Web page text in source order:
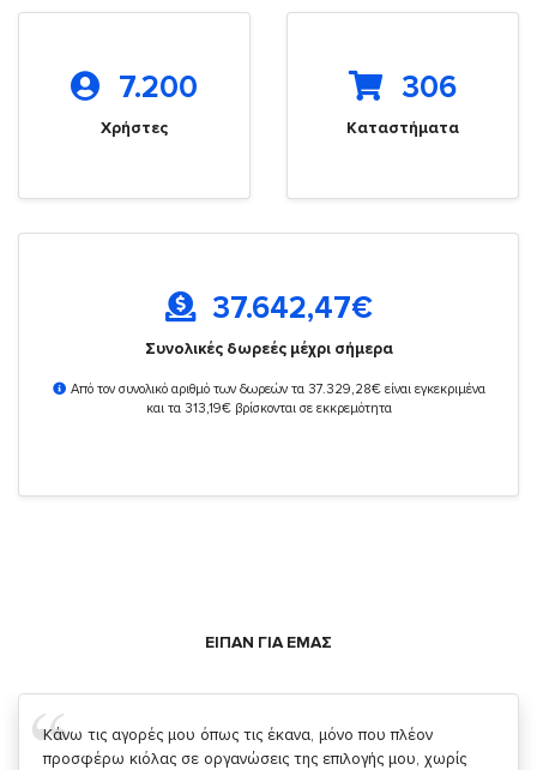
7.200
Χρήστες
306
Καταστήματα
37.642,47€
Συνολικές δωρεές μέχρι σήμερα
Από τον συνολικό αριθμό των δωρεών τα 37.329,28€ είναι εγκεκριμένα
και τα 313,19€ βρίσκονται σε εκκρεμότητα
ΕΙΠΑΝ ΓΙΑ ΕΜΑΣ
Σας ευχαριστώ που μας δίνετε την δυνατότητα να κάνουμε
κάτι!